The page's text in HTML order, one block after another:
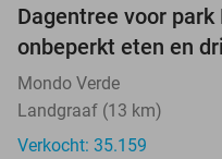
Dagentree voor
onbeperkt eten en
Mondo Verde
Landgraaf (13 km)
Verkocht: 35.159